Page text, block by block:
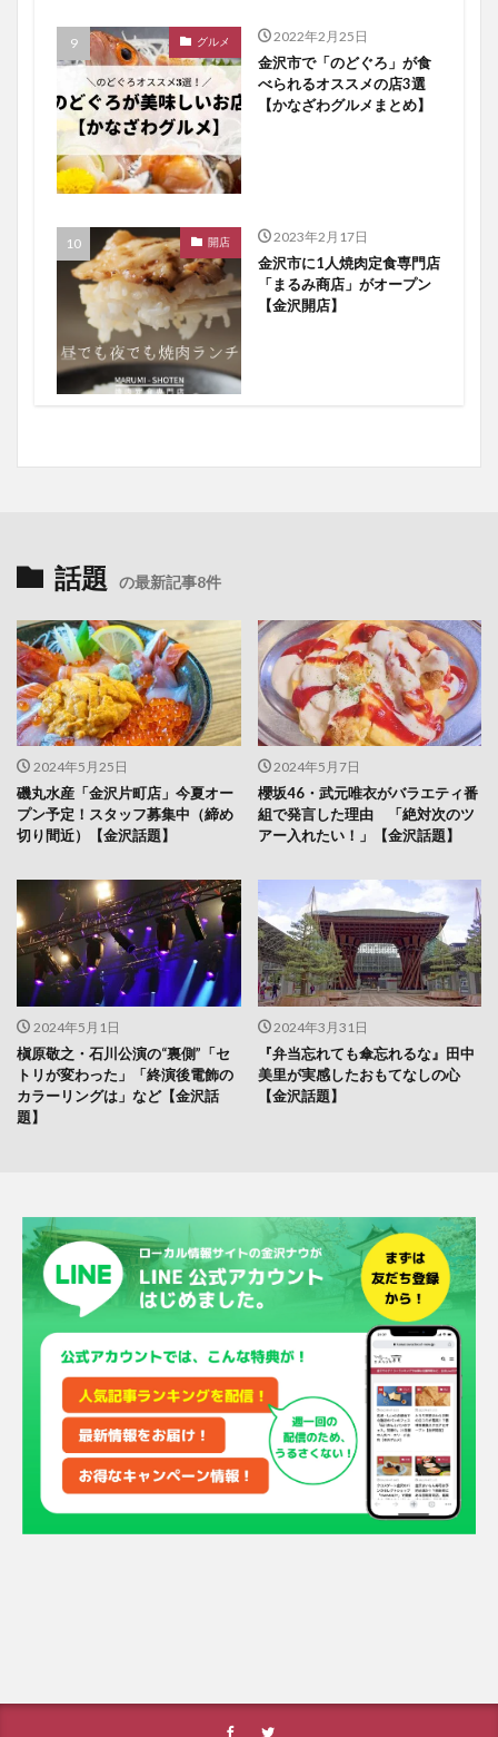
グルメ 2022年2月25日
金沢市で「のどぐろ」が食
べられるオススメの店3選
【かなざわグルメまとめ】
開店 2023年2月17日
金沢市に1人焼肉定食専門店
「まるみ商店」がオープン
【金沢開店】
話題 の最新記事8件
2024年5月25日
磯丸水産「金沢片町店」今夏オー
プン予定！スタッフ募集中（締め
切り間近）【金沢話題】
2024年5月7日
櫻坂46・武元唯衣がバラエティ番
組で発言した理由 「絶対次のツ
アー入れたい！」【金沢話題】
2024年5月1日
槇原敬之・石川公演の“裏側”「セ
トリが変わった」「終演後電飾の
カラーリングは」など【金沢話
題】
2024年3月31日
『弁当忘れても傘忘れるな』田中
美里が実感したおもてなしの心
【金沢話題】